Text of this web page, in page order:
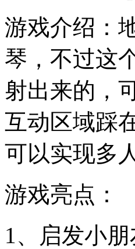
游戏介绍：
琴，不过这
射出来的，
互动区域踩
可以实现多
游戏亮点：
1、启发小